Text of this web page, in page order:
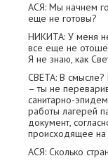
АСЯ: Мы начнем
еще не готовы?
НИКИТА: У меня
все еще не
Я не знаю, как
СВЕТА: В смысле?
– ты не
санитарно-
работы лагерей
документ,
происходящее
АСЯ: Сколько